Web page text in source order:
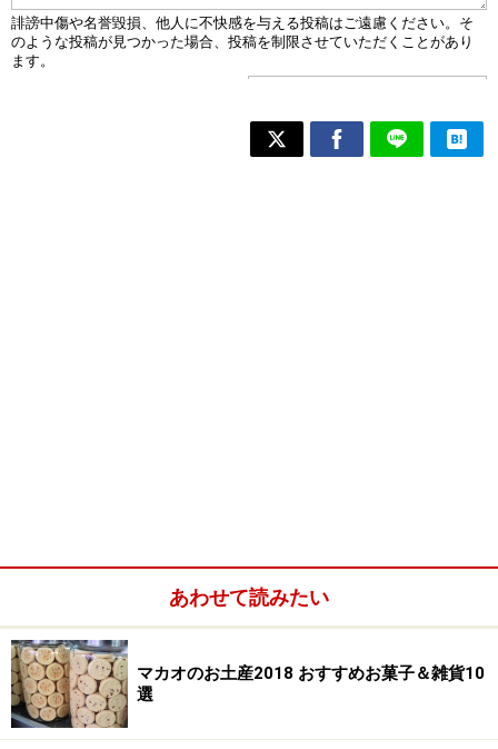
あわせて読みたい
マカオのお土産2018 おすすめお菓子＆雑貨10
選